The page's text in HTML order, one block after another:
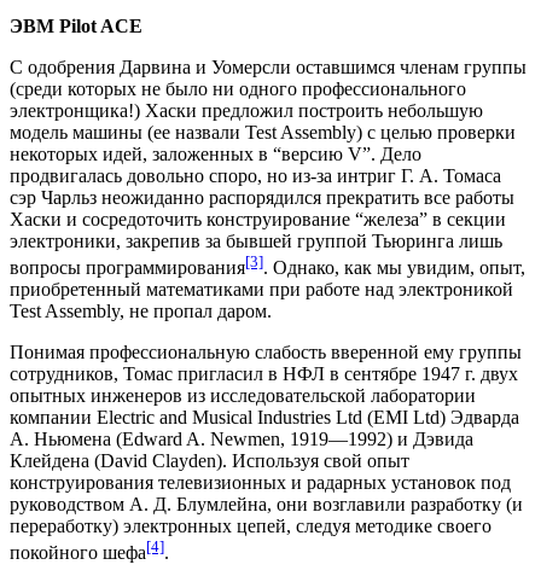
ЭВМ Pilot ACE
С одобрения Дарвина и Уомерсли оставшимся членам группы
(среди которых не было ни одного профессионального
электронщика!) Хаски предложил построить небольшую
модель машины (ее назвали Test Assembly) с целью проверки
некоторых идей, заложенных в “версию V”. Дело
продвигалась довольно споро, но из-за интриг Г. А. Томаса
сэр Чарльз неожиданно распорядился прекратить все работы
Хаски и сосредоточить конструирование “железа” в секции
электроники, закрепив за бывшей группой Тьюринга лишь
вопросы программирования[3]. Однако, как мы увидим, опыт,
приобретенный математиками при работе над электроникой
Test Assembly, не пропал даром.
Понимая профессиональную слабость вверенной ему группы
сотрудников, Томас пригласил в НФЛ в сентябре 1947 г. двух
опытных инженеров из исследовательской лаборатории
компании Electric and Musical Industries Ltd (EMI Ltd) Эдварда
А. Ньюмена (Edward A. Newmen, 1919—1992) и Дэвида
Клейдена (David Clayden). Используя свой опыт
конструирования телевизионных и радарных установок под
руководством А. Д. Блумлейна, они возглавили разработку (и
переработку) электронных цепей, следуя методике своего
покойного шефа[4].